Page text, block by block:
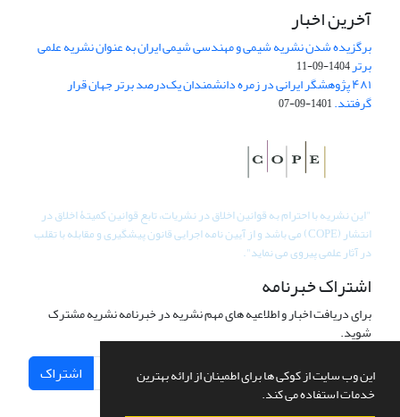
این وب سایت از کوکی ها برای اطمینان از ارائه بهترین
خدمات استفاده می کند.
آخرین اخبار
برگزیده شدن نشریه شیمی و مهندسی شیمی ایران به عنوان نشریه علمی
برتر1404-09-11
۴۸۱ پژوهشگر ایرانی در زمره دانشمندان یک‌درصد برتر جهان قرار
گرفتند.1401-09-07
"این نشریه با احترام به قوانین اخلاق در نشریات، تابع قوانین کمیتۀ اخلاق در
انتشار (COPE) می باشد و از آیین نامه اجرایی قانون پیشگیری و مقابله با تقلب
در آثار علمی پیروی می نماید".
اشتراک خبرنامه
برای دریافت اخبار و اطلاعیه های مهم نشریه در خبرنامه نشریه مشترک
شوید.
اشتراک